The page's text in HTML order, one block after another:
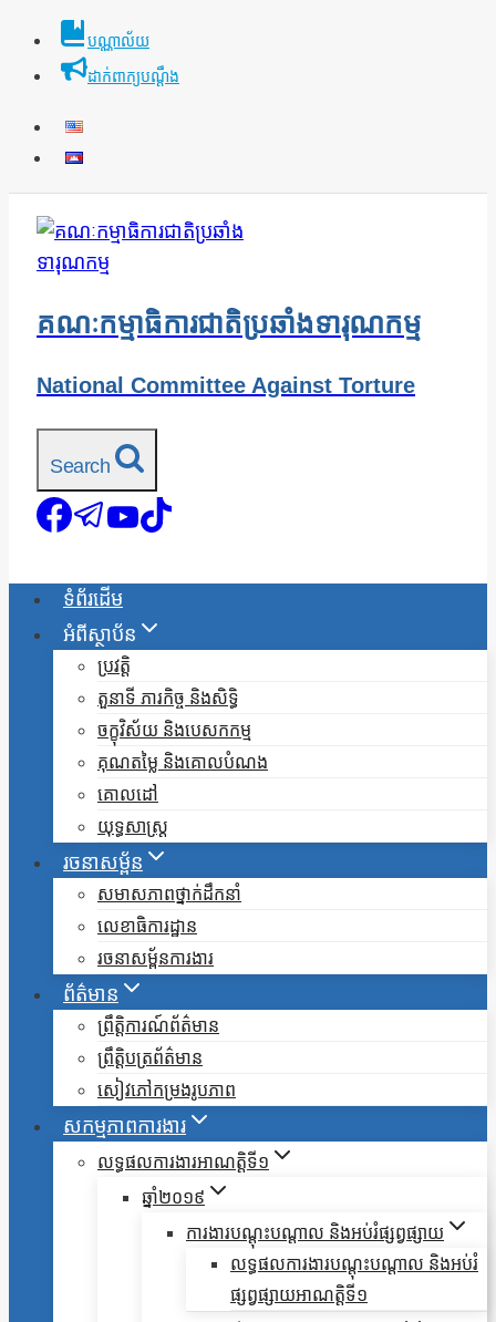
Skip
បណ្ណាល័យ
ដាក់ពាក្យបណ្ដឹង
គណៈកម្មាធិការជាតិប្រឆាំងទារុណកម្ម
National Committee Against Torture
Search
ទំព័រដើម
អំពីស្ថាប័ន
ប្រវត្តិ
តួនាទី ភារកិច្ច និងសិទ្ធិ
ចក្ខុវិស័យ និងបេសកកម្ម
គុណតម្លៃ និងគោលបំណង
គោលដៅ
យុទ្ធសាស្ត្រ
រចនាសម្ព័ន
សមាសភាពថ្នាក់ដឹកនាំ
លេខាធិការដ្ឋាន
រចនាសម្ព័នការងារ
ព័ត៌មាន
ព្រឹត្តិការណ៍ព័ត៌មាន
ព្រឹត្តិបត្រព័ត៌មាន
សៀវភៅកម្រងរូបភាព
សកម្មភាពការងារ
លទ្ធផលការងារអាណត្តិទី១
ឆ្នាំ២០១៩
ការងារបណ្តុះបណ្តាល និងអប់រំផ្សព្វផ្សាយ
លទ្ធផលការងារបណ្តុះបណ្តាល និងអប់រំ
ផ្សព្វផ្សាយអាណត្តិទី១